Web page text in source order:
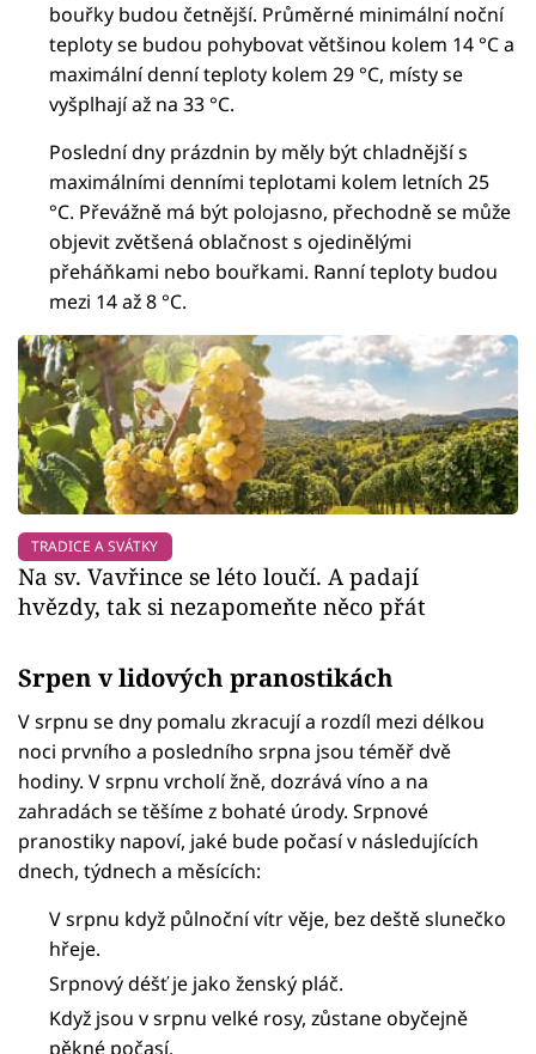
bouřky budou četnější. Průměrné minimální noční
teploty se budou pohybovat většinou kolem 14 °C a
maximální denní teploty kolem 29 °C, místy se
vyšplhají až na 33 °C.
Poslední dny prázdnin by měly být chladnější s
maximálními denními teplotami kolem letních 25
°C. Převážně má být polojasno, přechodně se může
objevit zvětšená oblačnost s ojedinělými
přeháňkami nebo bouřkami. Ranní teploty budou
mezi 14 až 8 °C.
TRADICE A SVÁTKY
Na sv. Vavřince se léto loučí. A padají
hvězdy, tak si nezapomeňte něco přát
Srpen v lidových pranostikách
V srpnu se dny pomalu zkracují a rozdíl mezi délkou
noci prvního a posledního srpna jsou téměř dvě
hodiny. V srpnu vrcholí žně, dozrává víno a na
zahradách se těšíme z bohaté úrody. Srpnové
pranostiky napoví, jaké bude počasí v následujících
dnech, týdnech a měsících:
V srpnu když půlnoční vítr věje, bez deště slunečko
hřeje.
Srpnový déšť je jako ženský pláč.
Když jsou v srpnu velké rosy, zůstane obyčejně
pěkné počasí.